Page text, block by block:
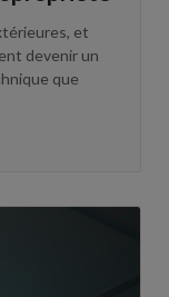
et
devenir un
que